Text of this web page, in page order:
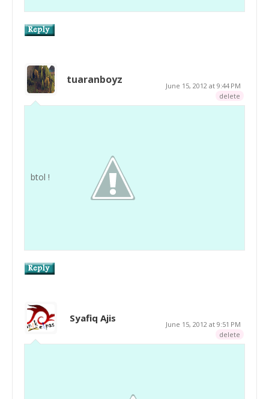
tuaranboyz
June 15, 2012 at 9:44 PM
delete
btol !
Syafiq Ajis
June 15, 2012 at 9:51 PM
delete